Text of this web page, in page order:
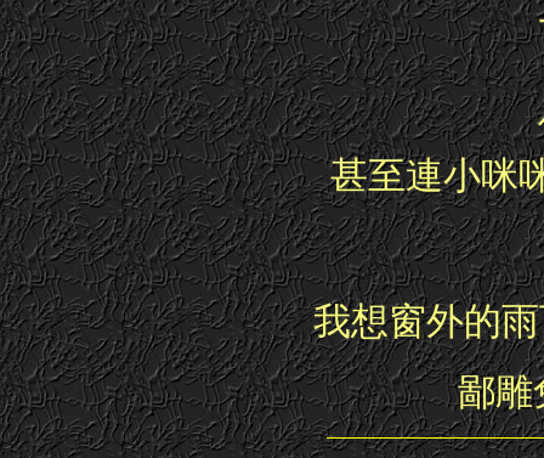
甚至連小咪
我想窗外的
鄙雕